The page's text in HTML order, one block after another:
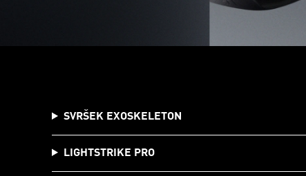
SVRŠEK EXOSKELETON
LIGHTSTRIKE PRO